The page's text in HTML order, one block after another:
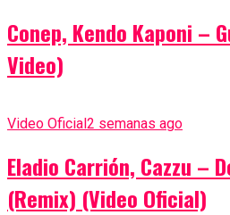
Conep, Kendo Kaponi –
Video)
Video Oficial2 semanas ago
Eladio Carrión, Cazzu –
(Remix) (Video Oficial)